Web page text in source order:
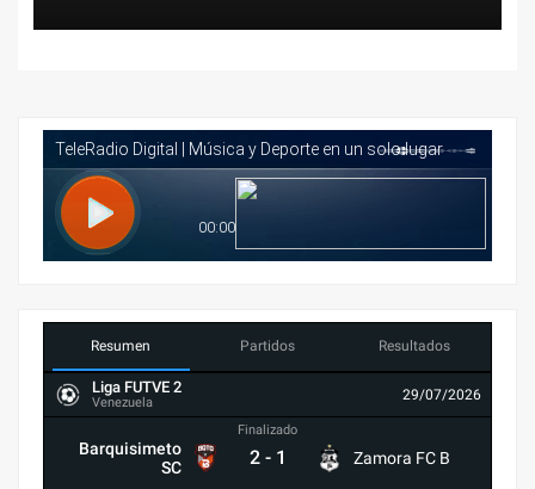
Resumen Partidos Resultados
Liga FUTVE 2
Venezuela 29/07/2026
Barquisimeto
SC
Finalizado
2 - 1 Zamora FC B